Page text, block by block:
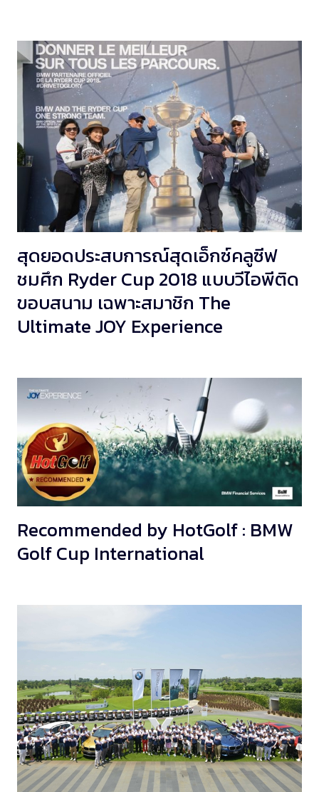
สุดยอดประสบการณ์สุดเอ็กซ์คลูซีฟ
ชมศึก Ryder Cup 2018 แบบวีไอพีติด
ขอบสนาม เฉพาะสมาชิก The
Ultimate JOY Experience
Recommended by HotGolf : BMW
Golf Cup International